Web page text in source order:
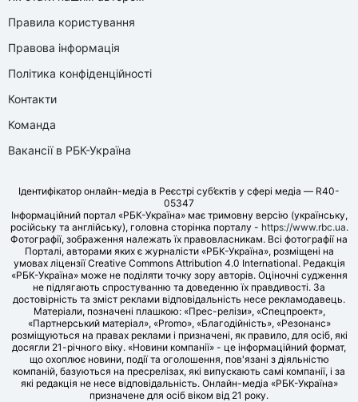
Правила користування
Правова інформація
Політика конфіденційності
Контакти
Команда
Вакансії в РБК-Україна
Ідентифікатор онлайн-медіа в Реєстрі суб’єктів у сфері медіа — R40-
05347
Інформаційний портал «РБК-Україна» має тримовну версію (українську,
російську та англійську), головна сторінка порталу - https://www.rbc.ua.
Фотографії, зображення належать їх правовласникам. Всі фотографії на
Порталі, авторами яких є журналісти «РБК-Україна», розміщені на
умовах ліцензії Creative Commons Attribution 4.0 International. Редакція
«РБК-Україна» може не поділяти точку зору авторів. Оціночні судження
не підлягають спростуванню та доведенню їх правдивості. За
достовірність та зміст реклами відповідальність несе рекламодавець.
Матеріали, позначені плашкою: «Прес-релізи», «Спецпроект»,
«Партнерський матеріал», «Promo», «Благодійність», «Резонанс»
розміщуються на правах реклами і призначені, як правило, для осіб, які
досягли 21-річного віку. «Новини компанії» - це інформаційний формат,
що охоплює новини, події та оголошення, пов'язані з діяльністю
компаній, базуються на пресрелізах, які випускають самі компанії, і за
які редакція не несе відповідальність. Онлайн-медіа «РБК-Україна»
призначене для осіб віком від 21 року.